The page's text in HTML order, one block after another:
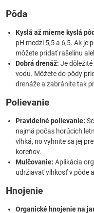
Pôda
Kyslá až mierne kyslá
pH medzi 5,5 a 6,5. Ak je
môžete pridať rašelinu
Dobrá drenáž: Je
vodu. Môžete do pôdy
drenáže a zabránite tak
Polievanie
Pravidelné polievanie:
najmä počas horúcich
vlhká, no vyhnite sa jej
koreňov.
Mulčovanie: Aplikácia
udržiavať vlhkosť v pôde
Hnojenie
Organické hnojenie na